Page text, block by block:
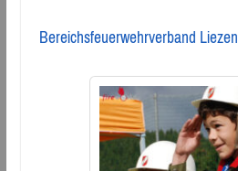
Bereichsfeuerwehrverband Liezen